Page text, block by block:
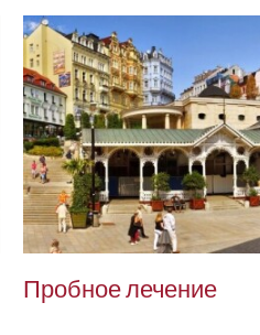
Пробное лечение